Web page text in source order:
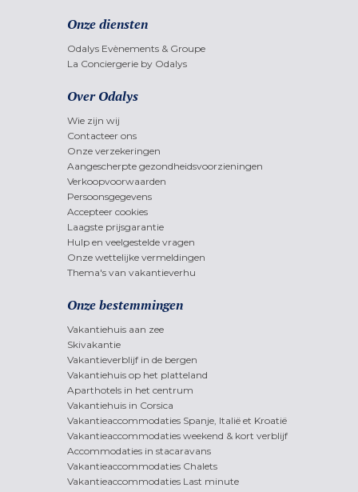
Onze diensten
Odalys Evènements & Groupe
La Conciergerie by Odalys
Over Odalys
Wie zijn wij
Contacteer ons
Onze verzekeringen
Aangescherpte gezondheidsvoorzieningen
Verkoopvoorwaarden
Persoonsgegevens
Accepteer cookies
Laagste prijsgarantie
Hulp en veelgestelde vragen
Onze wettelijke vermeldingen
Thema's van vakantieverhu
Onze bestemmingen
Vakantiehuis aan zee
Skivakantie
Vakantieverblijf in de bergen
Vakantiehuis op het platteland
Aparthotels in het centrum
Vakantiehuis in Corsica
Vakantieaccommodaties Spanje, Italië et Kroatië
Vakantieaccommodaties weekend & kort verblijf
Accommodaties in stacaravans
Vakantieaccommodaties Chalets
Vakantieaccommodaties Last minute